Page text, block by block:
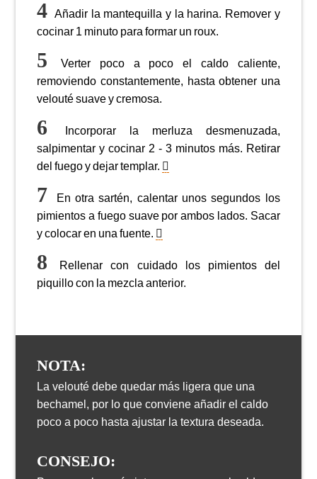
Añadir la mantequilla y la harina. Remover y
cocinar 1 minuto para formar un roux.
Verter poco a poco el caldo caliente,
removiendo constantemente, hasta obtener una
velouté suave y cremosa.
Incorporar la merluza desmenuzada,
salpimentar y cocinar 2 - 3 minutos más. Retirar
del fuego y dejar templar.
En otra sartén, calentar unos segundos los
pimientos a fuego suave por ambos lados. Sacar
y colocar en una fuente.
Rellenar con cuidado los pimientos del
piquillo con la mezcla anterior.
NOTA:
La velouté debe quedar más ligera que una
bechamel, por lo que conviene añadir el caldo
poco a poco hasta ajustar la textura deseada.
CONSEJO: